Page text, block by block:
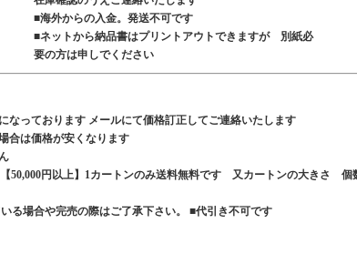
■海外からの入金。発送不可です
■ネットから納品書はプリントアウトできますが 別紙必
要の方は申しでください
なっております メールにて価格訂正してご連絡いたします
は価格が安くなります
50,000円以上】1カートンのみ送料無料です 又カートンの大きさ 個
る場合や完売の際はご了承下さい。 ■代引き不可です